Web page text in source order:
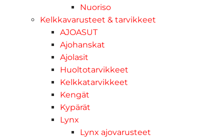
Nuoriso
Kelkkavarusteet & tarvikkeet
AJOASUT
Ajohanskat
Ajolasit
Huoltotarvikkeet
Kelkkatarvikkeet
Kengät
Kypärät
Lynx
Lynx ajovarusteet